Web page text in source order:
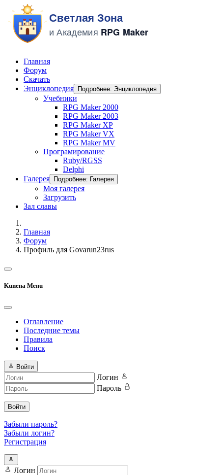
Главная
Форум
Скачать
Энциклопедия
Подробнее: Энциклопедия
Учебники
RPG Maker 2000
RPG Maker 2003
RPG Maker XP
RPG Maker VX
RPG Maker MV
Програмирование
Ruby/RGSS
Delphi
Галерея
Подробнее: Галерея
Моя галерея
Загрузить
Зал славы
Главная
Форум
Профиль для Govarun23rus
Kunena Menu
Оглавление
Последние темы
Правила
Поиск
Войти
Логин
Пароль
Войти
Забыли пароль?
Забыли логин?
Регистрация
Логин